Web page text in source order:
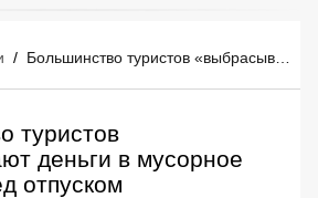
/
туристов
деньги в мусорное
отпуском